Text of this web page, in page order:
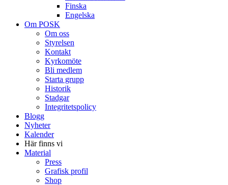
Finska
Engelska
Om POSK
Om oss
Styrelsen
Kontakt
Kyrkomöte
Bli medlem
Starta grupp
Historik
Stadgar
Integritetspolicy
Blogg
Nyheter
Kalender
Här finns vi
Material
Press
Grafisk profil
Shop